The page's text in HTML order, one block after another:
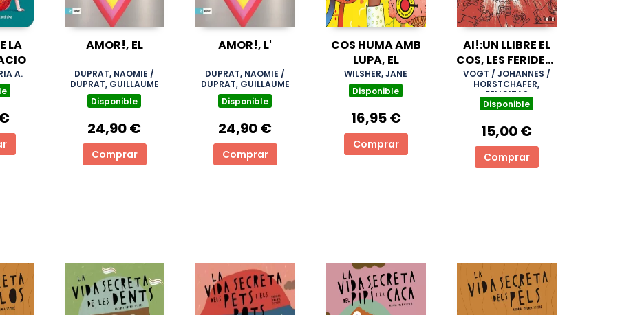
LA
A.
AMOR!, EL
DUPRAT, NAOMIE /
DUPRAT, GUILLAUME
Disponible
24,90 €
Comprar
AMOR!, L'
DUPRAT, NAOMIE /
DUPRAT, GUILLAUME
Disponible
24,90 €
Comprar
COS HUMA AMB
LUPA, EL
WILSHER, JANE
Disponible
16,95 €
Comprar
AI!:UN LLIBRE EL
COS, LES FERIDES I
COM UNS CUREM
VOGT / JOHANNES /
HORSTCHAFER,
FELICITAS
Disponible
15,00 €
Comprar